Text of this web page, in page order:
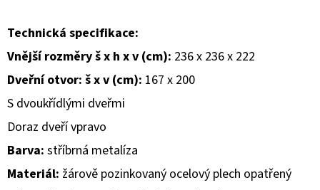
Technická specifikace:
Vnější rozměry š x h x v (cm): 236 x 236 x 222
Dveřní otvor: š x v (cm): 167 x 200
S dvoukřídlými dveřmi
Doraz dveří vpravo
Barva: stříbrná metalíza
Materiál: žárově pozinkovaný ocelový plech opatřený
HLEDAT
D
O